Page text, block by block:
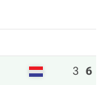
3 6